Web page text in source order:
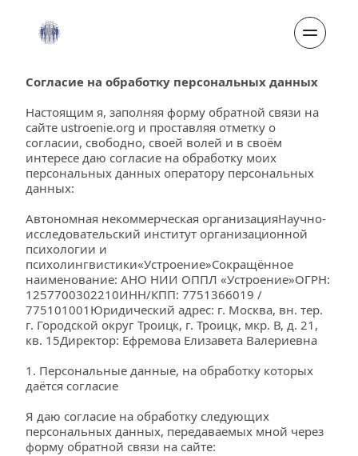
Согласие на обработку персональных данных
Настоящим я, заполняя форму обратной связи на
сайте ustroenie.org и проставляя отметку о
согласии, свободно, своей волей и в своём
интересе даю согласие на обработку моих
персональных данных оператору персональных
данных:
Автономная некоммерческая организацияНаучно-
исследовательский институт организационной
психологии и
психолингвистики«Устроение»Сокращённое
наименование: АНО НИИ ОППЛ «Устроение»ОГРН:
1257700302210ИНН/КПП: 7751366019 /
775101001Юридический адрес: г. Москва, вн. тер.
г. Городской округ Троицк, г. Троицк, мкр. В, д. 21,
кв. 15Директор: Ефремова Елизавета Валериевна
1. Персональные данные, на обработку которых
даётся согласие
Я даю согласие на обработку следующих
персональных данных, передаваемых мной через
форму обратной связи на сайте: